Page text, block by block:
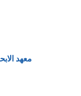
معهد